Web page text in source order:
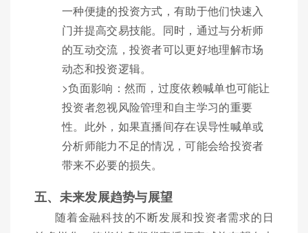
一种便捷的投资方式，有助于他们快速入
门并提高交易技能。同时，通过与分析师
的互动交流，投资者可以更好地理解市场
动态和投资逻辑。
>负面影响：然而，过度依赖喊单也可能让
投资者忽视风险管理和自主学习的重要
性。此外，如果直播间存在误导性喊单或
分析师能力不足的情况，可能会给投资者
带来不必要的损失。
五、未来发展趋势与展望
随着金融科技的不断发展和投资者需求的日